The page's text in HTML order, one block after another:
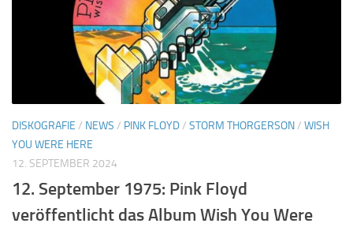
DISKOGRAFIE / NEWS / PINK FLOYD/ STORM THORGERSON/ WISH
YOU WERE HERE
12. SEPTEMBER 2024
12. September 1975: Pink Floyd
veröffentlicht das Album Wish You Were